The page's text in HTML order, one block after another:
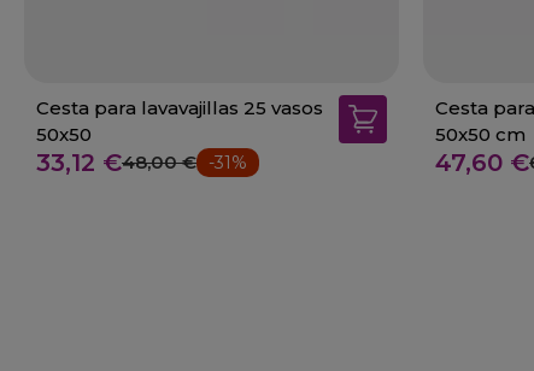
Cesta para lavavajillas 25 vasos
50x50
33,12 €48,00 € -31%
Cesta
50x50 cm
47,60 €